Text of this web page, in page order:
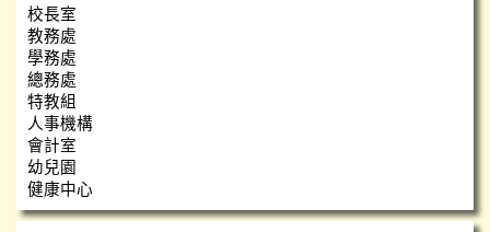
校長室
教務處
學務處
總務處
特教組
人事機構
會計室
幼兒園
健康中心